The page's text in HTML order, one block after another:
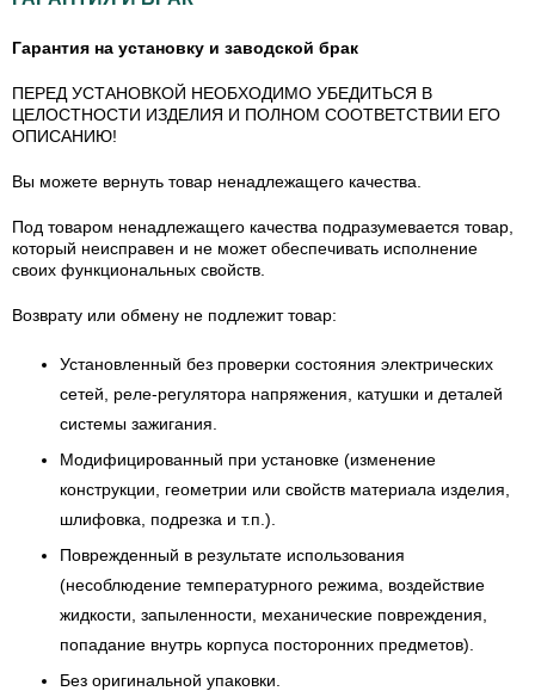
Гарантия на установку и заводской брак
ПЕРЕД УСТАНОВКОЙ НЕОБХОДИМО УБЕДИТЬСЯ В
ЦЕЛОСТНОСТИ ИЗДЕЛИЯ И ПОЛНОМ СООТВЕТСТВИИ ЕГО
ОПИСАНИЮ!
Вы можете вернуть товар ненадлежащего качества.
Под товаром ненадлежащего качества подразумевается товар,
который неисправен и не может обеспечивать исполнение
своих функциональных свойств.
Возврату или обмену не подлежит товар:
Установленный без проверки состояния электрических
сетей, реле-регулятора напряжения, катушки и деталей
системы зажигания.
Модифицированный при установке (изменение
конструкции, геометрии или свойств материала изделия,
шлифовка, подрезка и т.п.).
Поврежденный в результате использования
(несоблюдение температурного режима, воздействие
жидкости, запыленности, механические повреждения,
попадание внутрь корпуса посторонних предметов).
Без оригинальной упаковки.